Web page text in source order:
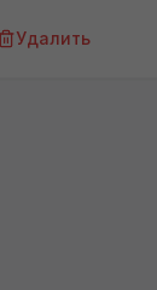
Удалить